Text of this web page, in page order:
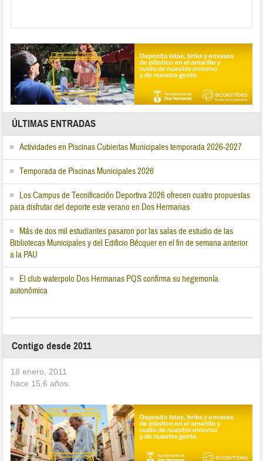
ÚLTIMAS ENTRADAS
Actividades en Piscinas Cubiertas Municipales temporada 2026-2027
Temporada de Piscinas Municipales 2026
Los Campus de Tecnificación Deportiva 2026 ofrecen cuatro propuestas
para disfrutar del deporte este verano en Dos Hermanas
Más de dos mil estudiantes pasaron por las salas de estudio de las
Bibliotecas Municipales y del Edificio Bécquer en el fin de semana anterior
a la PAU
El club waterpolo Dos Hermanas PQS confirma su hegemonía
autonómica
Contigo desde 2011
18 enero, 2011
hace 15,6 años.